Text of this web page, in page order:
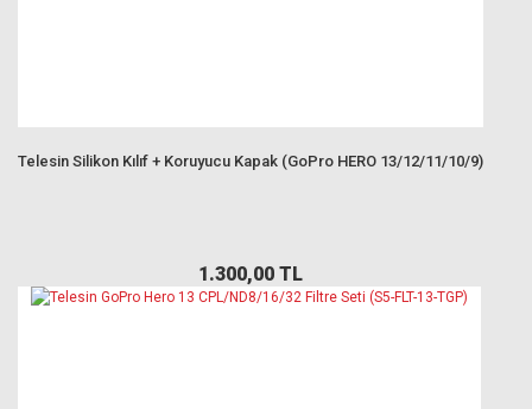
Telesin Silikon Kılıf + Koruyucu Kapak (GoPro HERO 13/12/11/10/9)
1.300,00 TL